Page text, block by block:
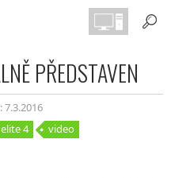
PŘEDSTAVEN
4
video